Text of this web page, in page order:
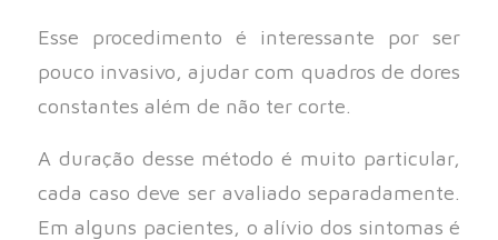
Esse procedimento é interessante por ser
pouco invasivo, ajudar com quadros de dores
constantes além de não ter corte.
A duração desse método é muito particular,
cada caso deve ser avaliado separadamente.
Em alguns pacientes, o alívio dos sintomas é